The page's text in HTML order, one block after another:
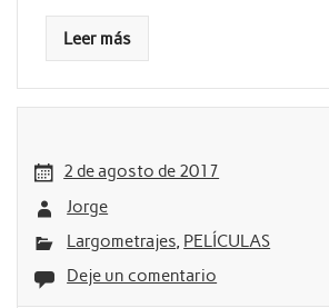
Leer más
2 de agosto de 2017
Jorge
Largometrajes, PELÍCULAS
Deje un comentario